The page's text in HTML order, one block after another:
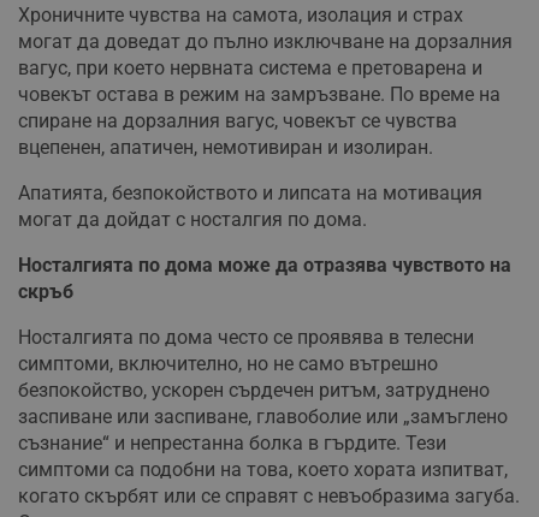
Хроничните чувства на самота, изолация и страх
могат да доведат до пълно изключване на дорзалния
вагус, при което нервната система е претоварена и
човекът остава в режим на замръзване. По време на
спиране на дорзалния вагус, човекът се чувства
вцепенен, апатичен, немотивиран и изолиран.
Апатията, безпокойството и липсата на мотивация
могат да дойдат с носталгия по дома.
Носталгията по дома може да отразява чувството на
скръб
Носталгията по дома често се проявява в телесни
симптоми, включително, но не само вътрешно
безпокойство, ускорен сърдечен ритъм, затруднено
заспиване или заспиване, главоболие или „замъглено
съзнание“ и непрестанна болка в гърдите. Тези
симптоми са подобни на това, което хората изпитват,
когато скърбят или се справят с невъобразима загуба.